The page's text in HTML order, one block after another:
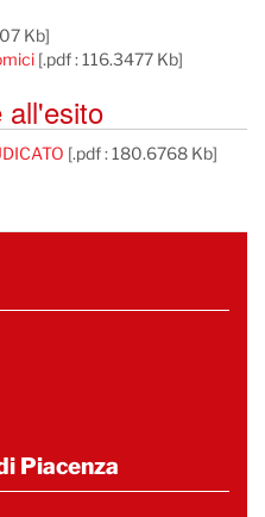
Kb]
[.pdf : 116.3477 Kb]
all'esito
[.pdf : 180.6768 Kb]
Piacenza